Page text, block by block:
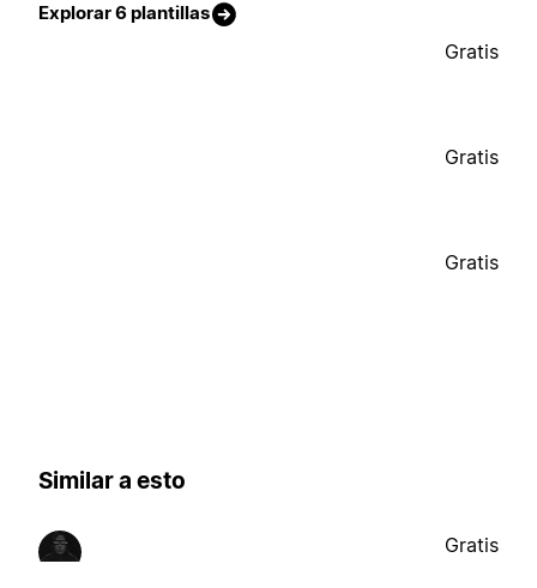
Explorar 6 plantillas
Gratis
Gratis
Gratis
Similar a esto
Gratis